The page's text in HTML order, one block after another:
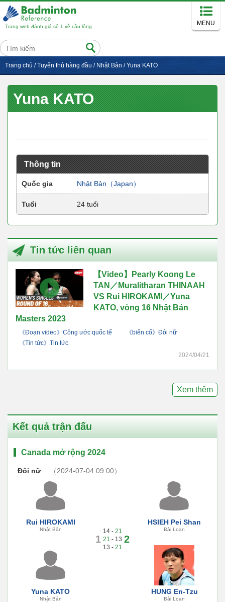
Trang web đánh giá số 1 về cầu lông MENU
Trang chủ /Tuyển thủ hàng đầu / Nhật Bản /Yuna KATO
Yuna KATO
Thông tin
Quốc gia Nhật Bản（Japan）
Tuổi 24 tuổi
Tin tức liên quan
【Video】Pearly Koong Le
TAN／Muralitharan THINAAH
VS Rui HIROKAMI／Yuna
KATO, vòng 16 Nhật Bản
Masters 2023
《Đoạn video》Công ước quốc tế
《biến cố》Đôi nữ
《Tin tức》Tin tức
2024/04/21
Xem thêm
Kết quả trận đấu
Canada mở rộng 2024
Đôi nữ （2024-07-04 09:00）
Rui HIROKAMI
Nhật Bản
Yuna KATO
Nhật Bản
1
14 - 21
21 - 13
13 - 21
2
HSIEH Pei Shan
Đài Loan
HUNG En-Tzu
Đài Loan